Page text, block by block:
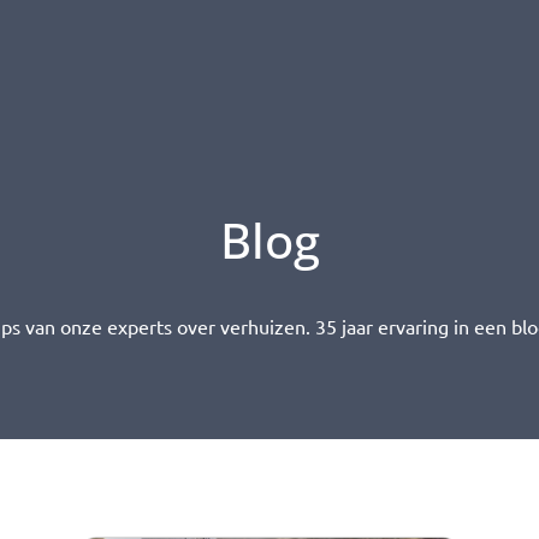
Blog
van onze experts over verhuizen. 35 jaar ervaring in een